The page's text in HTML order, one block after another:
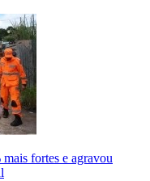
fortes e agravou